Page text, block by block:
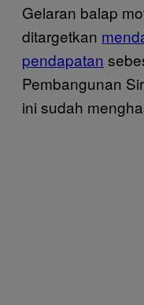
Gelaran balap
ditargetkan
pendapatan
Pembangunan
ini sudah